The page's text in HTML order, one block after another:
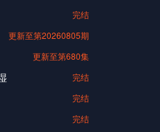
完结
更新至第20260805期
更新至第680集
完结
完结
完结